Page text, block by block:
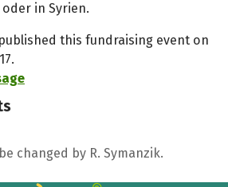
oder in Syrien.
this fundraising event on
changed by R. Symanzik.